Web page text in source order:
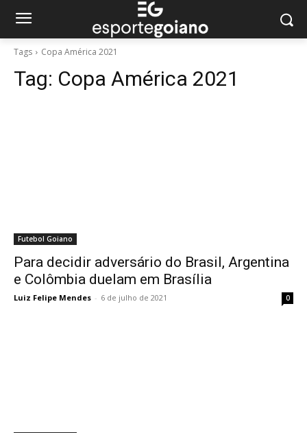
Tags Copa América 2021
Tag: Copa América 2021
Futebol Goiano
Para decidir adversário do Brasil, Argentina
e Colômbia duelam em Brasília
Luiz Felipe Mendes - 6 de julho de 2021 0